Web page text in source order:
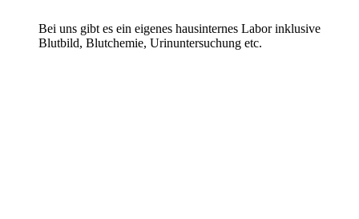
Bei uns gibt es ein eigenes hausinternes Labor inklusive
Blutbild, Blutchemie, Urinuntersuchung etc.